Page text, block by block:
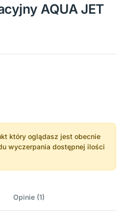
AQUA JET
który oglądasz jest obecnie
wyczerpania dostępnej ilości
Opinie (1)